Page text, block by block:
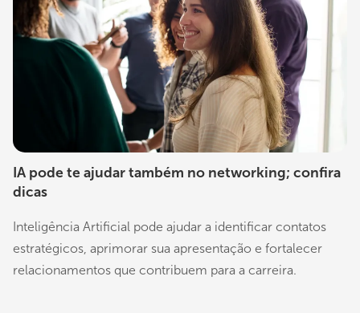
IA pode te ajudar também no networking; confira
dicas
Inteligência Artificial pode ajudar a identificar contatos
estratégicos, aprimorar sua apresentação e fortalecer
relacionamentos que contribuem para a carreira.